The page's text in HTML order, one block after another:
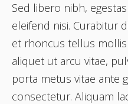
Sed libero nibh,
eleifend nisi. Curabitur
et rhoncus tellus
aliquet ut arcu vitae,
porta metus vitae ante
consectetur. Aliquam